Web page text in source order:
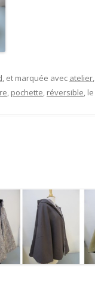
, et marquée avec atelier,
, pochette, réversible, le